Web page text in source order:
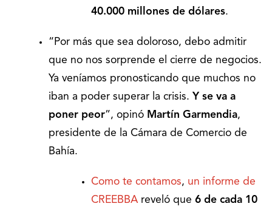
40.000 millones de dólares.
“Por más que sea doloroso, debo admitir
que no nos sorprende el cierre de negocios.
Ya veníamos pronosticando que muchos no
iban a poder superar la crisis. Y se va a
poner peor”, opinó Martín Garmendia,
presidente de la Cámara de Comercio de
Bahía.
Como te contamos, un informe de
CREEBBA reveló que 6 de cada 10